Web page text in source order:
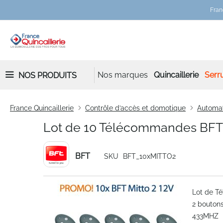
NOS PRODUITS Nos marques Quincaillerie
France Quincaillerie Contrôle d’accès et domotique
Lot de 10 Télécommandes
BFT SKU BFT_10xMITTO2
end
Lot de
2
433MHZ